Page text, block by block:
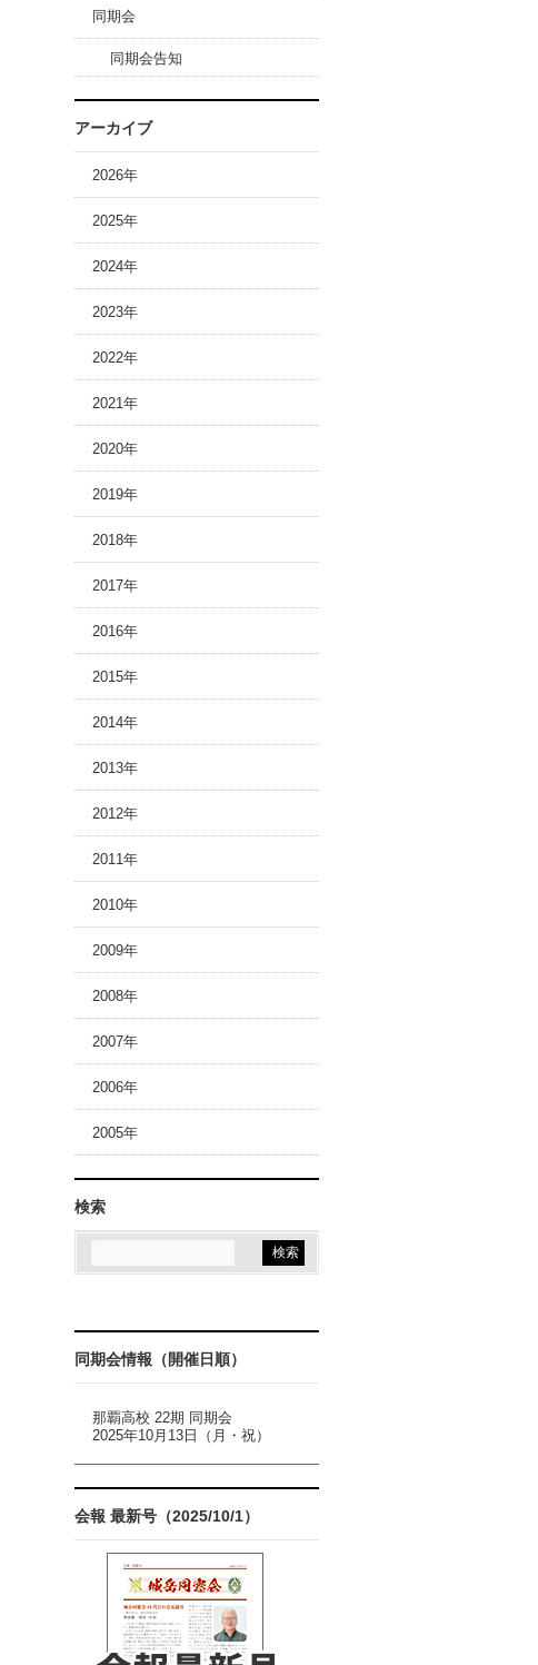
同期会
同期会告知
アーカイブ
2026年
2025年
2024年
2023年
2022年
2021年
2020年
2019年
2018年
2017年
2016年
2015年
2014年
2013年
2012年
2011年
2010年
2009年
2008年
2007年
2006年
2005年
検索
同期会情報（開催日順）
那覇高校 22期 同期会
2025年10月13日（月・祝）
会報 最新号（2025/10/1）